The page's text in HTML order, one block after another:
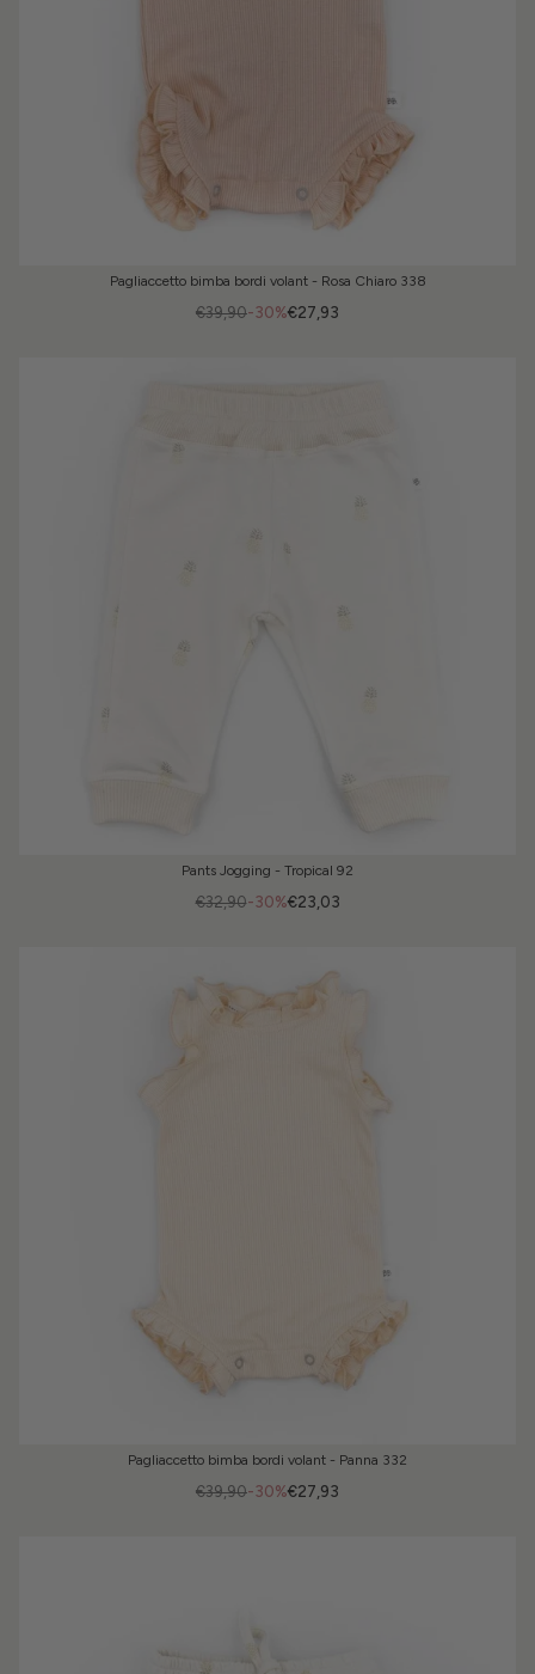
Pagliaccetto bimba bordi volant - Rosa Chiaro 338
-30%
€39,90 €27,93
Pants Jogging - Tropical 92
-30%
€32,90 €23,03
Pagliaccetto bimba bordi volant - Panna 332
-30%
€39,90 €27,93